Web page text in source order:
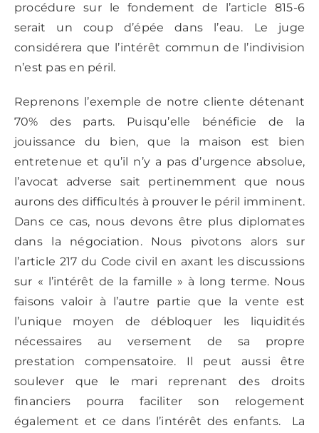
procédure sur le fondement de l’article 815-6
serait un coup d’épée dans l’eau. Le juge
considérera que l’intérêt commun de l’indivision
n’est pas en péril.
Reprenons l’exemple de notre cliente détenant
70% des parts. Puisqu’elle bénéficie de la
jouissance du bien, que la maison est bien
entretenue et qu’il n’y a pas d’urgence absolue,
l’avocat adverse sait pertinemment que nous
aurons des difficultés à prouver le péril imminent.
Dans ce cas, nous devons être plus diplomates
dans la négociation. Nous pivotons alors sur
l’article 217 du Code civil en axant les discussions
sur « l’intérêt de la famille » à long terme. Nous
faisons valoir à l’autre partie que la vente est
l’unique moyen de débloquer les liquidités
nécessaires au versement de sa propre
prestation compensatoire. Il peut aussi être
soulever que le mari reprenant des droits
financiers pourra faciliter son relogement
également et ce dans l’intérêt des enfants. La